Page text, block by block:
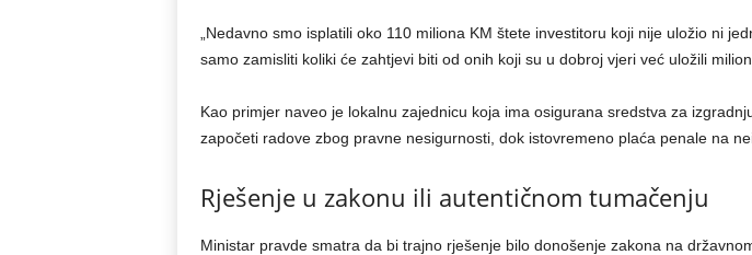
„Nedavno smo isplatili oko 110 miliona KM štete investitoru koji nije uložio ni
samo zamisliti koliki će zahtjevi biti od onih koji su u dobroj vjeri već uložili
Kao primjer naveo je lokalnu zajednicu koja ima osigurana sredstva za
započeti radove zbog pravne nesigurnosti, dok istovremeno plaća penale na
Rješenje u zakonu ili autentičnom tumačenju
Ministar pravde smatra da bi trajno rješenje bilo donošenje zakona na